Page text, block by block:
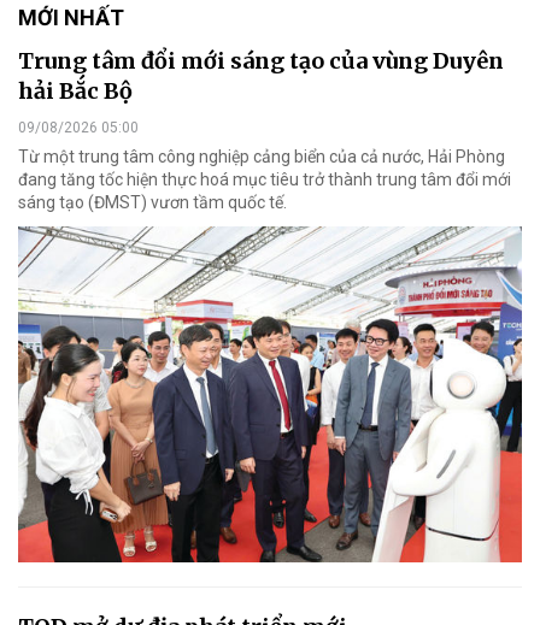
MỚI NHẤT
Trung tâm đổi mới sáng tạo của vùng Duyên
hải Bắc Bộ
09/08/2026 05:00
Từ một trung tâm công nghiệp cảng biển của cả nước, Hải Phòng
đang tăng tốc hiện thực hoá mục tiêu trở thành trung tâm đổi mới
sáng tạo (ĐMST) vươn tầm quốc tế.